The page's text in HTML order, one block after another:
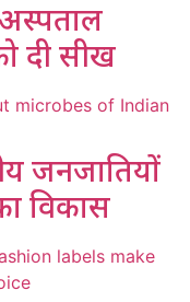
दी सीख
जनजातियों
विकास